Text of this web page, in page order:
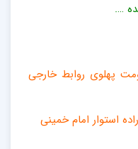
….
پهلوی روابط خارجی
استوار امام خمینی